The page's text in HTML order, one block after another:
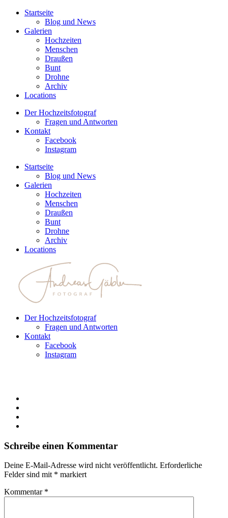
Startseite
Blog und News
Galerien
Hochzeiten
Menschen
Draußen
Bunt
Drohne
Archiv
Locations
Der Hochzeitsfotograf
Fragen und Antworten
Kontakt
Facebook
Instagram
Startseite
Blog und News
Galerien
Hochzeiten
Menschen
Draußen
Bunt
Drohne
Archiv
Locations
Der Hochzeitsfotograf
Fragen und Antworten
Kontakt
Facebook
Instagram
Schreibe einen Kommentar
Deine E-Mail-Adresse wird nicht veröffentlicht. Erforderliche
Felder sind mit * markiert
Kommentar *